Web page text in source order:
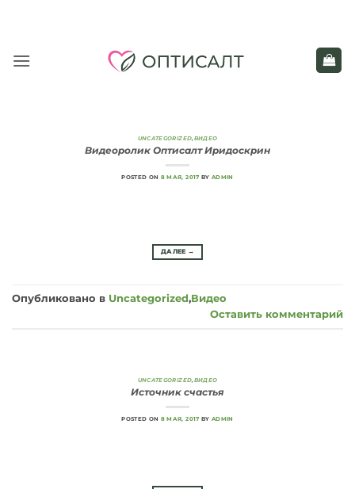
UNCATEGORIZED,ВИДЕО
Видеоролик Оптисалт Иридоскрин
POSTED ON 8 МАЯ, 2017 BYADMIN
ДАЛЕЕ →
Опубликовано в Uncategorized,Видео
Оставить комментарий
UNCATEGORIZED,ВИДЕО
Источник счастья
POSTED ON 8 МАЯ, 2017 BYADMIN